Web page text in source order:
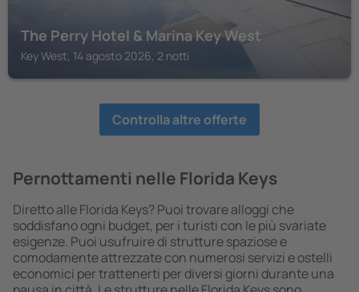
The Perry Hotel & Marina Key West
Key West, 14 agosto 2026, 2 notti
Controlla altre offerte
Pernottamenti nelle Florida Keys
Diretto alle Florida Keys? Puoi trovare alloggi che
soddisfano ogni budget, per i turisti con le più svariate
esigenze. Puoi usufruire di strutture spaziose e
comodamente attrezzate con numerosi servizi e ostelli
economici per trattenerti per diversi giorni durante una